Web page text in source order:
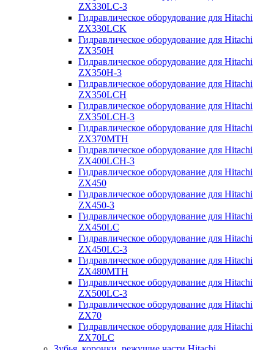
ZX330LC-3
Гидравлическое оборудование для Hitachi
ZX330LCK
Гидравлическое оборудование для Hitachi
ZX350H
Гидравлическое оборудование для Hitachi
ZX350H-3
Гидравлическое оборудование для Hitachi
ZX350LCH
Гидравлическое оборудование для Hitachi
ZX350LCH-3
Гидравлическое оборудование для Hitachi
ZX370MTH
Гидравлическое оборудование для Hitachi
ZX400LCH-3
Гидравлическое оборудование для Hitachi
ZX450
Гидравлическое оборудование для Hitachi
ZX450-3
Гидравлическое оборудование для Hitachi
ZX450LC
Гидравлическое оборудование для Hitachi
ZX450LC-3
Гидравлическое оборудование для Hitachi
ZX480MTH
Гидравлическое оборудование для Hitachi
ZX500LC-3
Гидравлическое оборудование для Hitachi
ZX70
Гидравлическое оборудование для Hitachi
ZX70LC